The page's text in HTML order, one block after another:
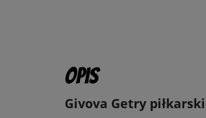
Opis
Givova Getry